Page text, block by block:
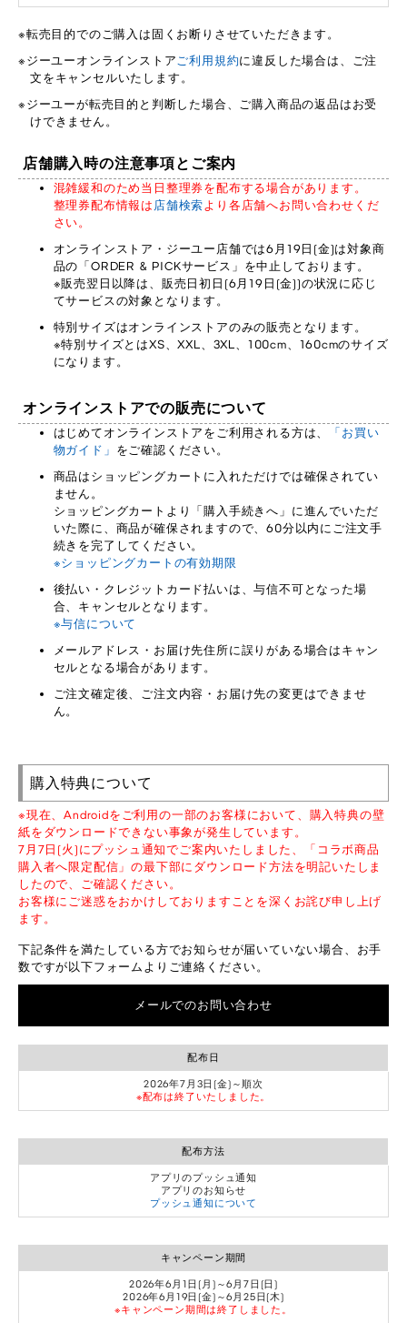
転売目的でのご購入は固くお断りさせていただきます。
ジーユーオンラインストアご利用規約に違反した場合は、ご注
文をキャンセルいたします。
ジーユーが転売目的と判断した場合、ご購入商品の返品はお受
けできません。
店舗購入時の注意事項とご案内
混雑緩和のため当日整理券を配布する場合があります。
整理券配布情報は 店舗検索より各店舗へお問い合わせくだ
さい。
オンラインストア・ジーユー店舗では6月19日(金)は対象商
品の「ORDER & PICKサービス」を中止しております。
※販売翌日以降は、販売日初日(6月19日(金))の状況に応じ
てサービスの対象となります。
特別サイズはオンラインストアのみの販売となります。
※特別サイズとはXS、XXL、3XL、100cm、160cmのサイズ
になります。
オンラインストアでの販売について
はじめてオンラインストアをご利用される方は、
「お買い
物ガイド」 をご確認ください。
商品はショッピングカートに入れただけでは確保されてい
ません。
ショッピングカートより「購入手続きへ」に進んでいただ
いた際に、商品が確保されますので、60分以内にご注文手
続きを完了してください。
※ショッピングカートの有効期限
後払い・クレジットカード払いは、与信不可となった場
合、キャンセルとなります。
※与信について
メールアドレス・お届け先住所に誤りがある場合はキャン
セルとなる場合があります。
ご注文確定後、ご注文内容・お届け先の変更はできませ
ん。
購入特典について
※現在、Androidをご利用の一部のお客様において、購入特典の壁
紙をダウンロードできない事象が発生しています。
7月7日(火)にプッシュ通知でご案内いたしました、「コラボ商品
購入者へ限定配信」の最下部にダウンロード方法を明記いたしま
したので、ご確認ください。
お客様にご迷惑をおかけしておりますことを深くお詫び申し上げ
ます。
下記条件を満たしている方でお知らせが届いていない場合、お手
数ですが以下フォームよりご連絡ください。
メールでのお問い合わせ
配布日
2026年7月3日(金)～順次
※配布は終了いたしました。
配布方法
アプリのプッシュ通知
アプリのお知らせ
プッシュ通知について
キャンペーン期間
2026年6月1日(月)～6月7日(日)
2026年6月19日(金)～6月25日(木)
※キャンペーン期間は終了しました。